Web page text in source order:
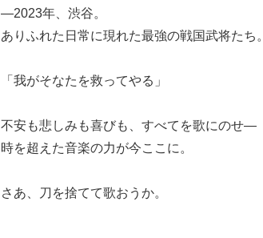
―2023年、渋谷。
ありふれた日常に現れた最強の戦国武将たち。
「我がそなたを救ってやる」
不安も悲しみも喜びも、すべてを歌にのせ―
時を超えた音楽の力が今ここに。
さあ、刀を捨てて歌おうか。